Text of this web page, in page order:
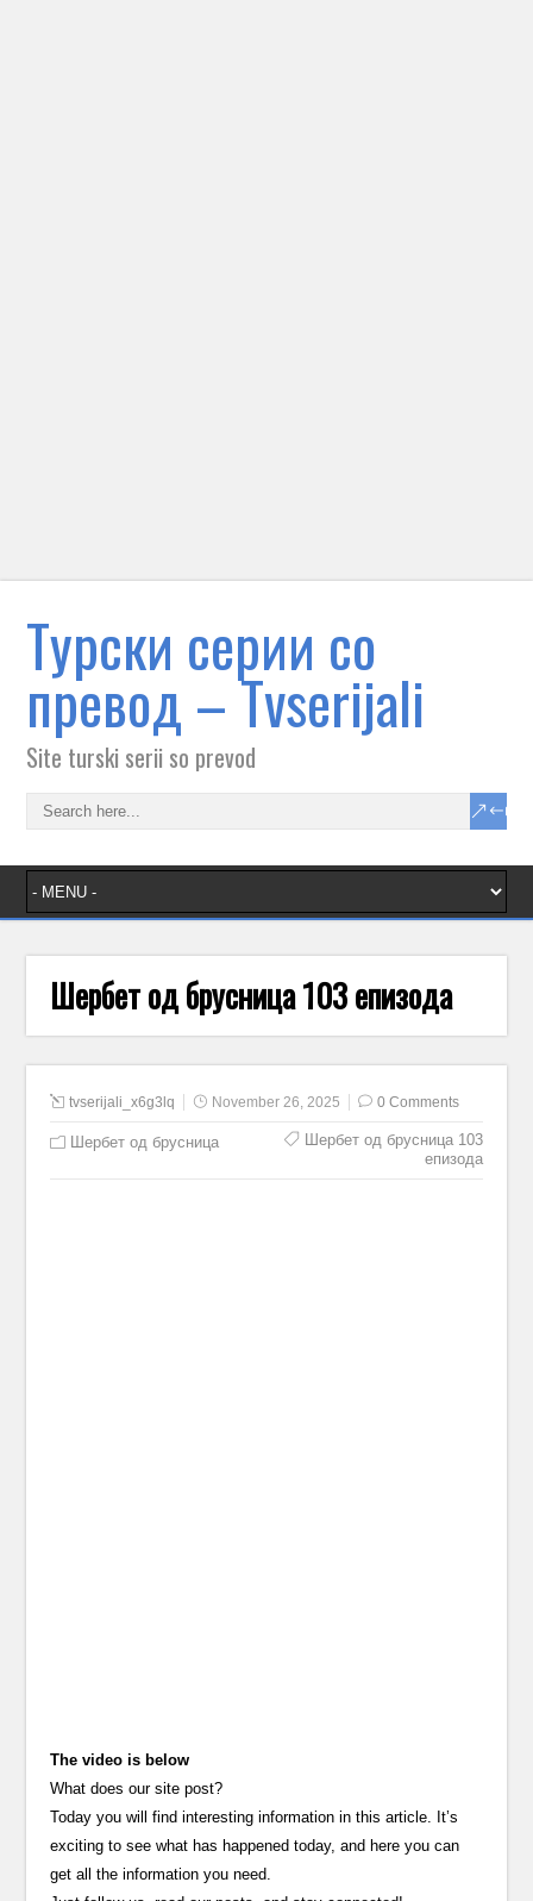
Tурски серии со
превод – Тvserijali
Site turski serii so prevod
Шербет од брусница 103 епизода
tvserijali_x6g3lq November 26, 2025 0 Comments
Шербет од брусница
Шербет од брусница 103
епизода
The video is below
What does our site post?
Today you will find interesting information in this article. It’s
exciting to see what has happened today, and here you can
get all the information you need.